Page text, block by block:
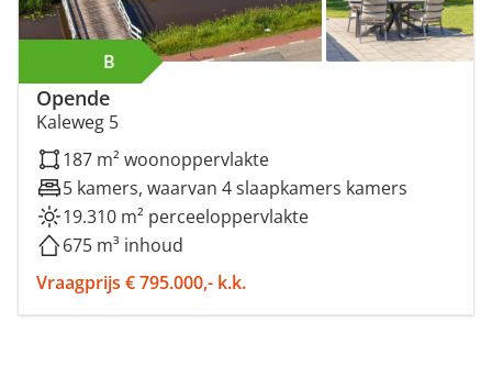
B
Opende
Kaleweg 5
187 m² woonoppervlakte
5 kamers, waarvan 4 slaapkamers kamers
19.310 m² perceeloppervlakte
675 m³ inhoud
Vraagprijs € 795.000,- k.k.